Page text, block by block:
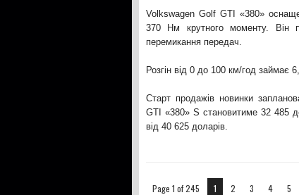
Volkswagen Golf GTI «380»
370 Нм крутного моменту. Він
перемикання передач.
Розгін від 0 до 100 км/год займає
Старт продажів новинки
GTI «380» S становитиме 32 485
від 40 625 доларів.
Page 1 of 245 1 2 3 4 5